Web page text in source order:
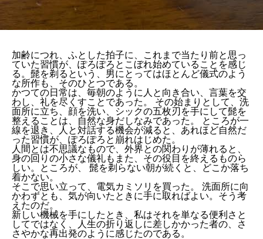
加齢につれ、ふとした拍子に、これまで当たり前と思っ
ていた習慣が、ぽろぽろとこぼれ始めていることを感じ
る。髭を剃るという、男にとってはほとんど儀式のよう
な所作も、そのひとつである。
かつての日常は、毎朝のように人と向き合い、言葉を交
わし、礼を尽くすことであった。 その始まりとして、洗
面所に立ち、顔を洗い、シックの五枚刃を手にして髭を
整えることは、自然な身だしなみであった。 ところが一
線を退き、人と対話する機会が減ると、あれほど自然だ
った習慣が、ぽろぽろと崩れはじめた。
人間とは不思議なもので、外界との関わりが薄れると、
身の回りの小さな儀礼もまた、その役目を終えるものら
しい。ところが、 髭を剃らない朝が続くと、どこか落ち
着かない。
そこで思い立って、電気カミソリを買った。 洗面所に向
かわずとも、気が向いたときに手に取ればよい。そう考
えたのだ。
新しい機械を手にしたとき、私はそれを単なる便利さと
してではなく、人生の折り返しに差しかかった者の、さ
さやかな再出発のように感じたのである。